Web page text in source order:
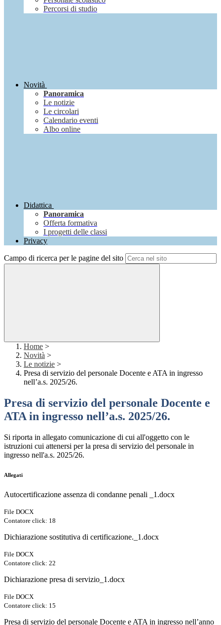
Percorsi di studio
Novità
Panoramica
Le notizie
Le circolari
Calendario eventi
Albo online
Didattica
Panoramica
Offerta formativa
I progetti delle classi
Privacy
Campo di ricerca per le pagine del sito
Home >
Novità >
Le notizie >
Presa di servizio del personale Docente e ATA in ingresso
nell’a.s. 2025/26.
Presa di servizio del personale Docente e
ATA in ingresso nell’a.s. 2025/26.
Si riporta in allegato comunicazione di cui all'oggetto con le
istruzioni cui attenersi per la presa di servizio del personale in
ingresso nell'a.s. 2025/26.
Allegati
Autocertificazione assenza di condanne penali _1.docx
File DOCX
Contatore click: 18
Dichiarazione sostitutiva di certificazione._1.docx
File DOCX
Contatore click: 22
Dichiarazione presa di servizio_1.docx
File DOCX
Contatore click: 15
Presa di servizio del personale Docente e ATA in ingresso nell’anno